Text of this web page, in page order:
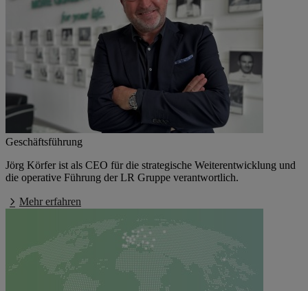
Geschäftsführung
Jörg Körfer ist als CEO für die strategische Weiterentwicklung und
die operative Führung der LR Gruppe verantwortlich.
Mehr erfahren